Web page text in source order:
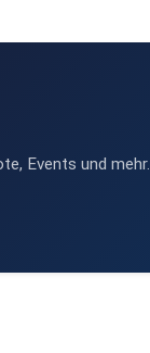
Events und mehr.